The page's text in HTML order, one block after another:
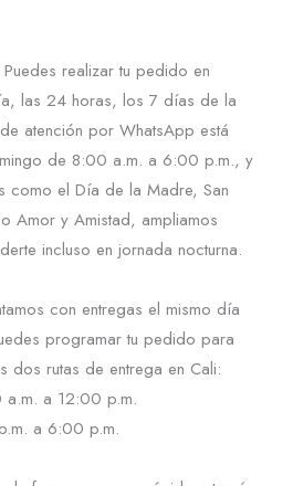
Puedes realizar tu pedido en
las 24 horas, los 7 días de la
atención por WhatsApp está
de 8:00 a.m. a 6:00 p.m., y
como el Día de la Madre, San
Amor y Amistad, ampliamos
incluso en jornada nocturna.
con entregas el mismo día
programar tu pedido para
dos rutas de entrega en Cali:
a.m. a 12:00 p.m.
a 6:00 p.m.